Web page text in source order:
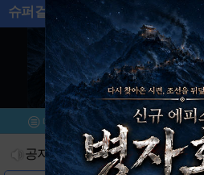
슈퍼걸스대전 - 갤러리
메뉴 이벤트/미션
공지사항